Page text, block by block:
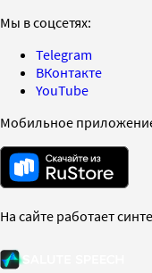
Мы в соцсетях:
Telegram
ВКонтакте
YouTube
Мобильное
На сайте работает